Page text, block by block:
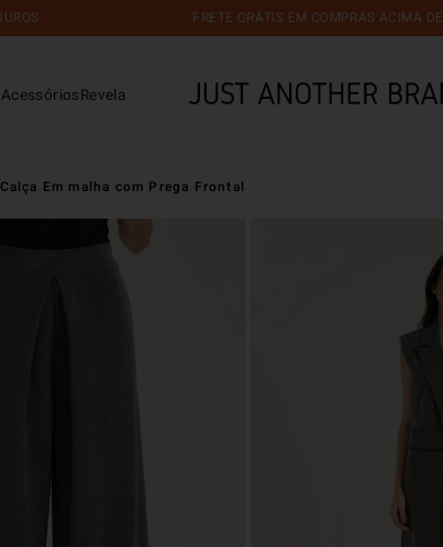
FRETE GRÁTIS EM COMPRAS ACIMA DE R$ 499,90
AcessóriosRevela
Calça Em malha com Prega Frontal